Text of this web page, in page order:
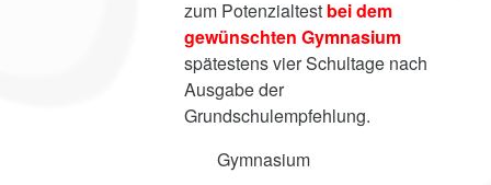
zum Potenzialtest bei dem
gewünschten Gymnasium
spätestens vier Schultage nach
Ausgabe der
Grundschulempfehlung.
Gymnasium